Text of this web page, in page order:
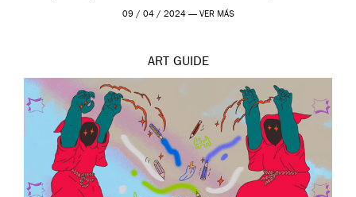
por […]
09 / 04 / 2024 — VER MÁS
ART GUIDE